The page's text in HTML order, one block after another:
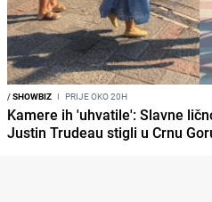
/SHOWBIZ I PRIJE OKO 20H
Kamere ih 'uhvatile': Slavne
Justin Trudeau stigli u Crnu